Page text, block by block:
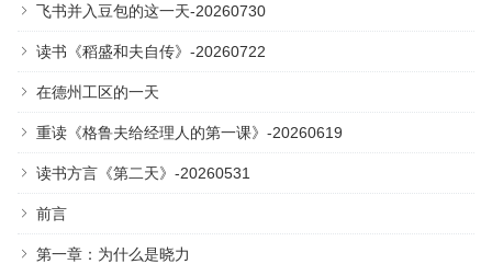
飞书并入豆包的这一天-20260730
读书《稻盛和夫自传》-20260722
在德州工区的一天
重读《格鲁夫给经理人的第一课》-20260619
读书方言《第二天》-20260531
前言
第一章：为什么是晓力